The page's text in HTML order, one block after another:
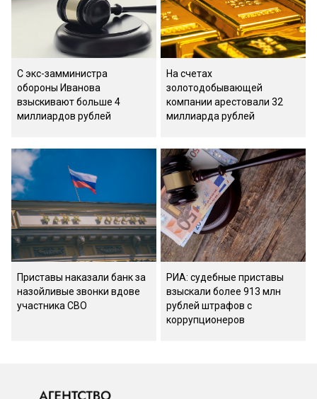
С экс-замминистра
обороны Иванова
взыскивают больше 4
миллиардов рублей
На счетах
золотодобывающей
компании арестовали 32
миллиарда рублей
Приставы наказали банк за
назойливые звонки вдове
участника СВО
РИА: судебные приставы
взыскали более 913 млн
рублей штрафов с
коррупционеров